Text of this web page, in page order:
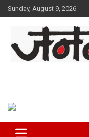
Skip
to
Sunday, August 9, 2026